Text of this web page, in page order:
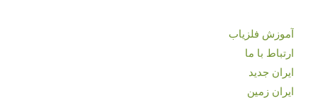
آموزش فلزیاب
ارتباط با ما
ایران جدید
ایران زمین